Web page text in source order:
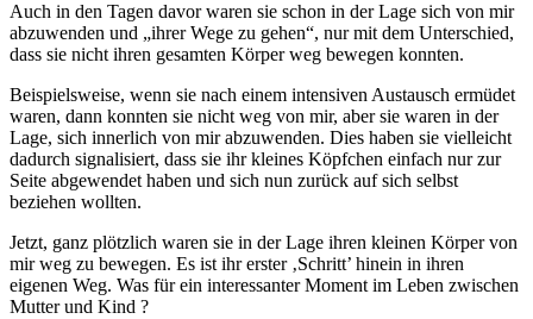
Auch in den Tagen davor waren sie schon in der Lage sich von mir
abzuwenden und „ihrer Wege zu gehen“, nur mit dem Unterschied,
dass sie nicht ihren gesamten Körper weg bewegen konnten.
Beispielsweise, wenn sie nach einem intensiven Austausch ermüdet
waren, dann konnten sie nicht weg von mir, aber sie waren in der
Lage, sich innerlich von mir abzuwenden. Dies haben sie vielleicht
dadurch signalisiert, dass sie ihr kleines Köpfchen einfach nur zur
Seite abgewendet haben und sich nun zurück auf sich selbst
beziehen wollten.
Jetzt, ganz plötzlich waren sie in der Lage ihren kleinen Körper von
mir weg zu bewegen. Es ist ihr erster ‚Schritt’ hinein in ihren
eigenen Weg. Was für ein interessanter Moment im Leben zwischen
Mutter und Kind ?